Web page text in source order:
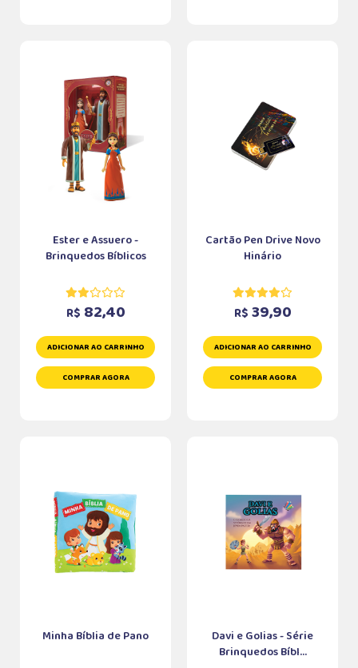
Ester e Assuero -
Brinquedos Bíblicos
R$ 82,40
ADICIONAR AO CARRINHO
COMPRAR AGORA
Cartão Pen Drive Novo
Hinário
R$ 39,90
ADICIONAR AO CARRINHO
COMPRAR AGORA
Minha Bíblia de Pano
Davi e Golias - Série
Brinquedos Bíbl...